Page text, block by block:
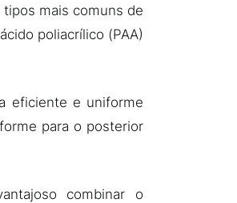
mais comuns de
poliacrílico (PAA)
eficiente e uniforme
para o posterior
combinar o